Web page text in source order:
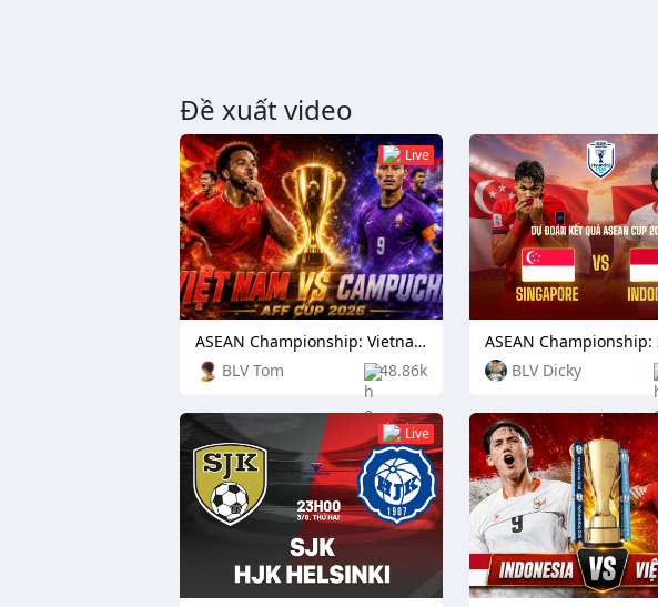
Đề xuất video
Live
BLV Tom 48.86k
ASEAN Championship: Vietnam vs Cambodia
BLV Dicky
Live